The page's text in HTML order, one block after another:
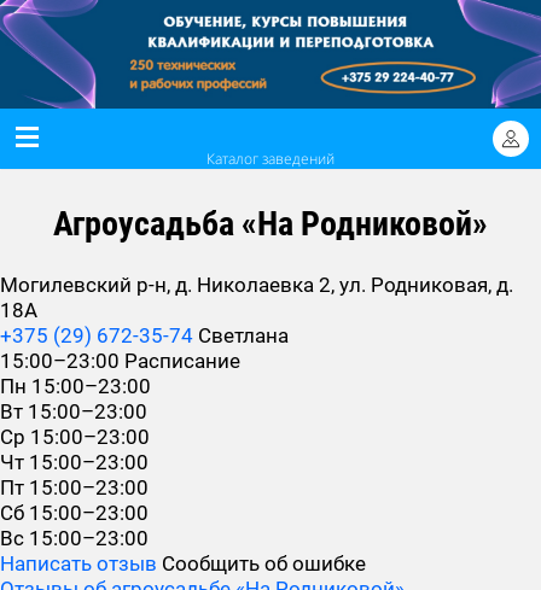
Каталог заведений
Агроусадьба «На Родниковой»
Могилевский р-н, д. Николаевка 2, ул. Родниковая, д.
18А
+375 (29) 672-35-74 Светлана
15:00–23:00 Расписание
Пн 15:00–23:00
Вт 15:00–23:00
Ср 15:00–23:00
Чт 15:00–23:00
Пт 15:00–23:00
Сб 15:00–23:00
Вс 15:00–23:00
Написать отзыв Сообщить об ошибке